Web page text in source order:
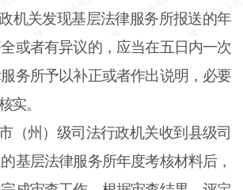
机关发现基层法律服务所报送的年
或者有异议的，应当在五日内一次
务所予以补正或者作出说明，必要
实。
（州）级司法行政机关收到县级司
基层法律服务所年度考核材料后，